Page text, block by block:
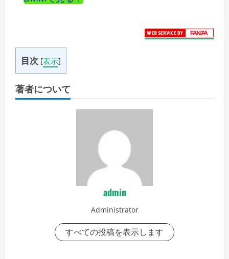
目次 [表示]
著者について
admin
Administrator
すべての投稿を表示します